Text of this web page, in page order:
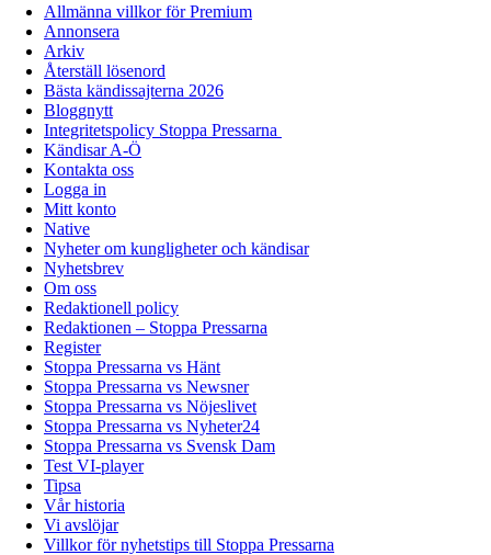
Allmänna villkor för Premium
Annonsera
Arkiv
Återställ lösenord
Bästa kändissajterna 2026
Bloggnytt
Integritetspolicy Stoppa Pressarna
Kändisar A-Ö
Kontakta oss
Logga in
Mitt konto
Native
Nyheter om kungligheter och kändisar
Nyhetsbrev
Om oss
Redaktionell policy
Redaktionen – Stoppa Pressarna
Register
Stoppa Pressarna vs Hänt
Stoppa Pressarna vs Newsner
Stoppa Pressarna vs Nöjeslivet
Stoppa Pressarna vs Nyheter24
Stoppa Pressarna vs Svensk Dam
Test VI-player
Tipsa
Vår historia
Vi avslöjar
Villkor för nyhetstips till Stoppa Pressarna